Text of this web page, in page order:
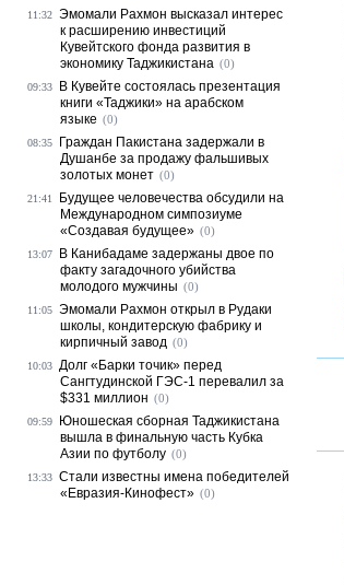
11:32 Эмомали Рахмон высказал интерес
к расширению инвестиций
Кувейтского фонда развития в
экономику Таджикистана (0)
09:33
В Кувейте состоялась презентация
книги «Таджики» на арабском
языке (0)
08:35
Граждан Пакистана задержали в
Душанбе за продажу фальшивых
золотых монет (0)
21:41
Будущее человечества обсудили на
Международном симпозиуме
«Создавая будущее» (0)
13:07
В Канибадаме задержаны двое по
факту загадочного убийства
молодого мужчины (0)
11:05 Эмомали Рахмон открыл в Рудаки
школы, кондитерскую фабрику и
кирпичный завод (0)
10:03 Долг «Барки точик» перед
Сангтудинской ГЭС-1 перевалил за
$331 миллион (0)
09:59
Юношеская сборная Таджикистана
вышла в финальную часть Кубка
Азии по футболу (0)
13:33 Стали известны имена победителей
«Евразия-Кинофест» (0)